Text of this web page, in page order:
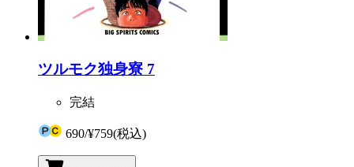
ツルモク独身寮 7
完結
690/¥759(税込)